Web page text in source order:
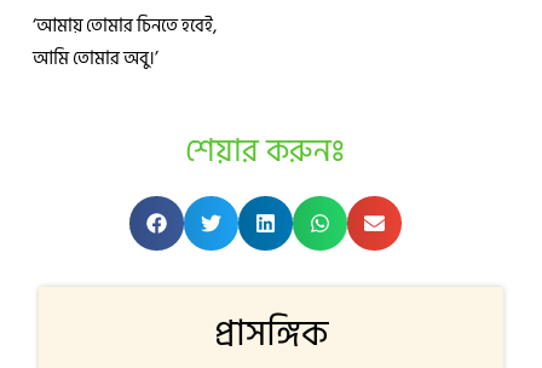
‘আমায় তোমার চিনতে হবেই,
আমি তোমার অবু।’
শেয়ার করুনঃ
প্রাসঙ্গিক